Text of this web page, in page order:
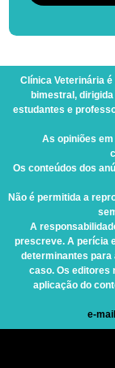
Clínica Veterinária é
bimestral,
estudantes e
As opiniões
Os conteúdos dos
Não é permitida a
A
prescreve. A perícia
determinantes para
caso. Os editores
aplicação do
e-